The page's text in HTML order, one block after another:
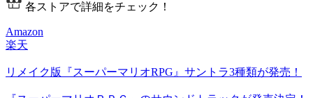
各ストアで詳細をチェック！
Amazon
楽天
リメイク版『スーパーマリオRPG』サントラ3種類が発売！